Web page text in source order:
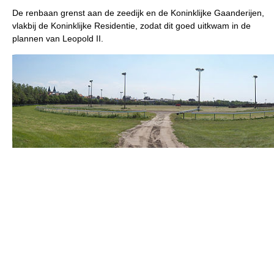
De renbaan grenst aan de zeedijk en de Koninklijke Gaanderijen,
vlakbij de Koninklijke Residentie, zodat dit goed uitkwam in de
plannen van Leopold II.